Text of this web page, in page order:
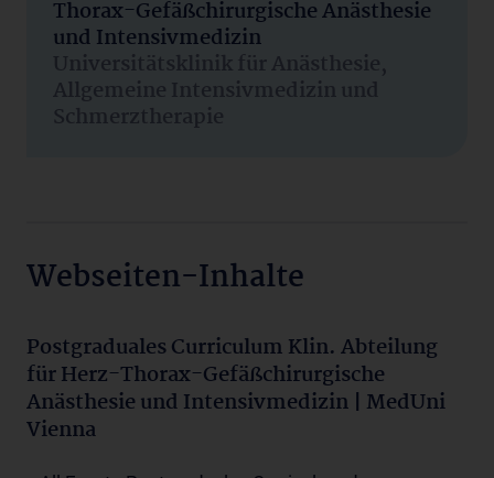
Thorax-Gefäßchirurgische Anästhesie
und Intensivmedizin
Universitätsklinik für Anästhesie,
Allgemeine Intensivmedizin und
Schmerztherapie
Webseiten-Inhalte
Postgraduales Curriculum Klin. Abteilung
für Herz-Thorax-Gefäßchirurgische
Anästhesie und Intensivmedizin | MedUni
Vienna